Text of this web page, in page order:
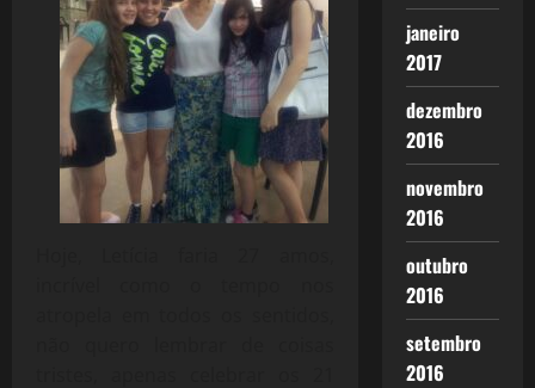
janeiro
2017
dezembro
2016
novembro
2016
outubro
2016
setembro
2016